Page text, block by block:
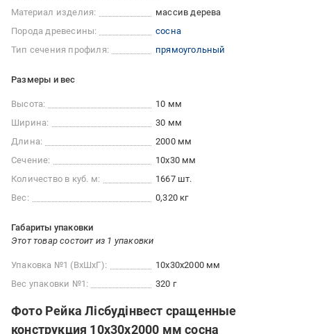
Материал изделия:
массив дерева
Порода древесины:
сосна
Тип сечения профиля:
прямоугольный
Размеры и вес
Высота:
10 мм
Ширина:
30 мм
Длина:
2000 мм
Сечение:
10x30 мм
Количество в куб. м:
1667 шт.
Вес:
0,320 кг
Габариты упаковки
Этот товар состоит из 1 упаковки
Упаковка №1 (ВхШхГ):
10x30x2000 мм
Вес упаковки №1:
320 г
Фото Рейка Лісбудінвест сращенные
конструкция 10х30х2000 мм сосна